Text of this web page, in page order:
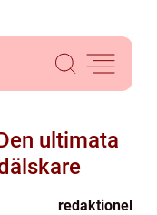
ultimata
redaktionel